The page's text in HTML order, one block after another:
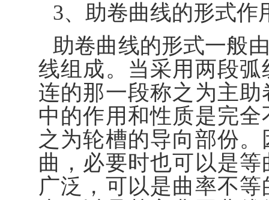
3、助卷曲线的形式作
助卷曲线的形式一般
线组成。当采用两段
连的那一段称之为主
中的作用和性质是完
之为轮槽的导向部份
曲，必要时也可以是
广泛，可以是曲率不